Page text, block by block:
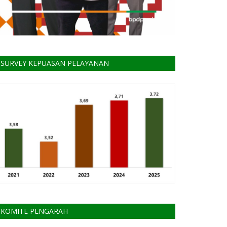
SURVEY KEPUASAN PELAYANAN
KOMITE PENGARAH